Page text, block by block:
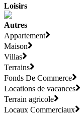
Loisirs
Autres
Appartement
Maison
Villas
Terrains
Fonds De Commerce
Locations de vacances
Terrain agricole
Locaux Commerciaux